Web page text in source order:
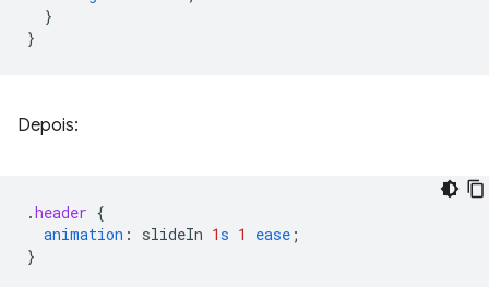
}
}
Depois:
.header {
animation : slideIn 1s 1 ease ;
}